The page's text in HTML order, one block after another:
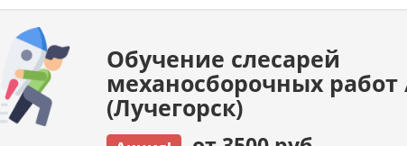
Обучение слесарей
механосборочных работ
(Лучегорск)